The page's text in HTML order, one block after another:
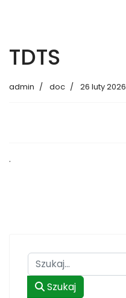
TDTS
admin doc 26 luty 2026
.
Szukaj
Szukaj